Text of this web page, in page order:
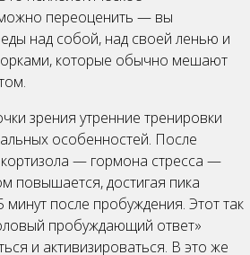
переоценить — вы
над собой, над своей ленью и
которые обычно мешают
зрения утренние тренировки
особенностей. После
— гормона стресса —
повышается, достигая пика
после пробуждения. Этот так
пробуждающий ответ»
и активизироваться. В это же